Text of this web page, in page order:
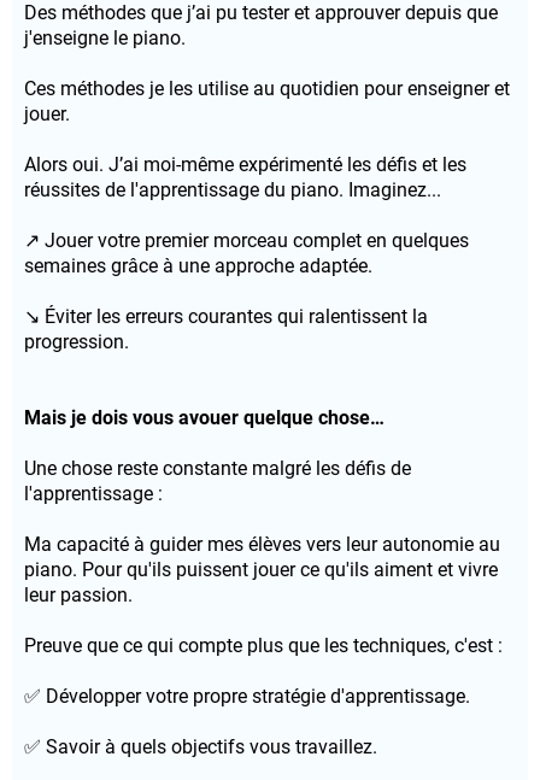
Des méthodes que j’ai pu tester et approuver depuis que
j'enseigne le piano.
Ces méthodes je les utilise au quotidien pour enseigner et
jouer.
Alors oui. J’ai moi-même expérimenté les défis et les
réussites de l'apprentissage du piano. Imaginez...
↗️ Jouer votre premier morceau complet en quelques
semaines grâce à une approche adaptée.
↘️ Éviter les erreurs courantes qui ralentissent la
progression.
Mais je dois vous avouer quelque chose…
Une chose reste constante malgré les défis de
l'apprentissage :
Ma capacité à guider mes élèves vers leur autonomie au
piano. Pour qu'ils puissent jouer ce qu'ils aiment et vivre
leur passion.
Preuve que ce qui compte plus que les techniques, c'est :
✅ Développer votre propre stratégie d'apprentissage.
✅ Savoir à quels objectifs vous travaillez.